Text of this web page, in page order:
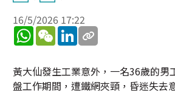
16/5/2026 17:22
WhatsApp
WeChatLinkedIn
黃大仙發生工業意外，一名36歲的男
盤工作期間，遭鐵網夾頸，昏迷失去